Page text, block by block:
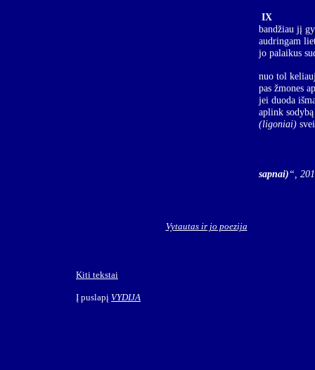
IX
bandžiau jį
audringam
jo palaikus
nuo tol
pas žmones
jei duoda
aplink
(ligoniai)
sapnai)“,
Vytautas ir jo poezija
Kiti tekstai
Į puslapį VYDIJA